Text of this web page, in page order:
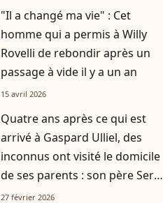
"Il a changé ma vie" : Cet
homme qui a permis à Willy
Rovelli de rebondir après un
passage à vide il y a un an
15 avril 2026
Quatre ans après ce qui est
arrivé à Gaspard Ulliel, des
inconnus ont visité le domicile
de ses parents : son père Serge
a été pris à partie
27 février 2026